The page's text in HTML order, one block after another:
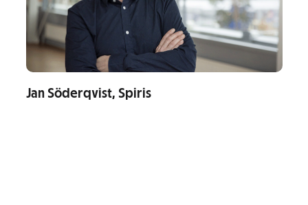
Jan Söderqvist, Spiris